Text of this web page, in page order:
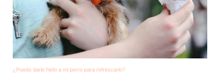
¿Puedo darle hielo a mi perro para refrescarlo?